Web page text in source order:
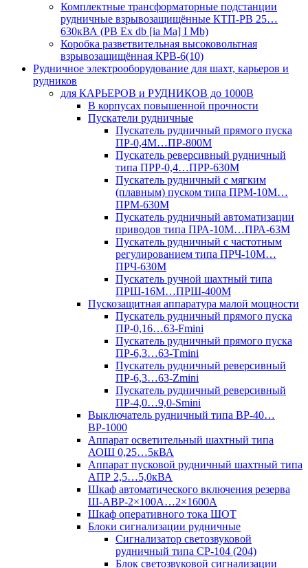
Комплектные трансформаторные подстанции
рудничные взрывозащищённые КТП-РВ 25…
630кВА (РВ Ex db [ia Ma] I Mb)
Коробка разветвительная высоковольтная
взрывозащищённая КРВ-6(10)
Рудничное электрооборудование для шахт, карьеров и
рудников
для КАРЬЕРОВ и РУДНИКОВ до 1000В
В корпусах повышенной прочности
Пускатели рудничные
Пускатель рудничный прямого пуска
ПР-0,4М…ПР-800М
Пускатель реверсивный рудничный
типа ПРР-0,4…ПРР-630М
Пускатель рудничный с мягким
(плавным) пуском типа ПРМ-10М…
ПРМ-630М
Пускатель рудничный автоматизации
приводов типа ПРА-10М…ПРА-63М
Пускатель рудничный с частотным
регулированием типа ПРЧ-10М…
ПРЧ-630М
Пускатель ручной шахтный типа
ПРШ-16М…ПРШ-400М
Пускозащитная аппаратура малой мощности
Пускатель рудничный прямого пуска
ПР-0,16…63-Fmini
Пускатель рудничный прямого пуска
ПР-6,3…63-Tmini
Пускатель рудничный реверсивный
ПР-6,3…63-Zmini
Пускатель рудничный реверсивный
ПР-4,0…9,0-Smini
Выключатель рудничный типа ВР-40…
ВР-1000
Аппарат осветительный шахтный типа
АОШ 0,25…5кВА
Аппарат пусковой рудничный шахтный типа
АПР 2,5…5,0кВА
Шкаф автоматического включения резерва
Ш-АВР-2×100А…2×1600А
Шкаф оперативного тока ШОТ
Блоки сигнализации рудничные
Сигнализатор светозвуковой
рудничный типа СР-104 (204)
Блок светозвуковой сигнализации